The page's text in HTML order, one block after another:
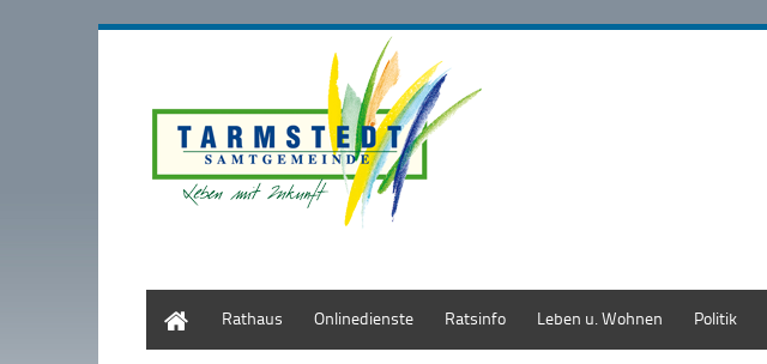
Rathaus Onlinedienste Ratsinfo Leben u. Wohnen Politik